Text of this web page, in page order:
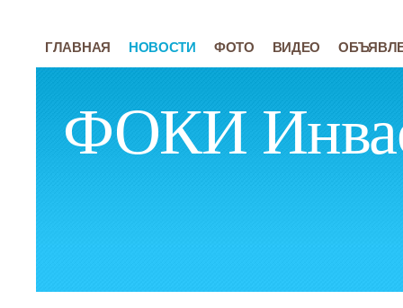
ФОКИ
ГЛАВНАЯ НОВОСТИ ФОТО ВИДЕО